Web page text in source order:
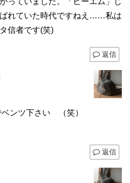
れていた時代ですねえ……私は
信者です(笑)
返信
ンツ下さい （笑）
返信